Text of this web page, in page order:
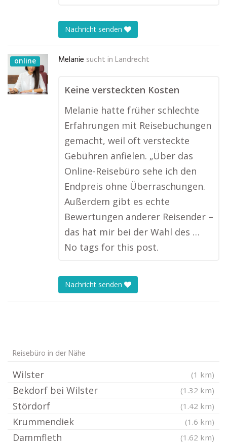
Nachricht senden
online Melanie sucht in Landrecht
Keine versteckten Kosten
Melanie hatte früher schlechte
Erfahrungen mit Reisebuchungen
gemacht, weil oft versteckte
Gebühren anfielen. „Über das
Online-Reisebüro sehe ich den
Endpreis ohne Überraschungen.
Außerdem gibt es echte
Bewertungen anderer Reisender –
das hat mir bei der Wahl des …
No tags for this post.
Nachricht senden
Reisebüro in der Nähe
Wilster (1 km)
Bekdorf bei Wilster (1.32 km)
Stördorf (1.42 km)
Krummendiek (1.6 km)
Dammfleth (1.62 km)